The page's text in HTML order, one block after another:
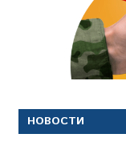
НОВОСТИ